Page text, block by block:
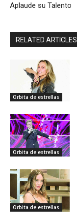
Aplaude su Talento
RELATED ARTICLES
Orbita de estrellas
Orbita de estrellas
Orbita de estrellas